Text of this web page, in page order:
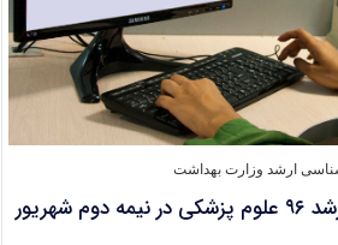
ارشد وزارت بهداشت